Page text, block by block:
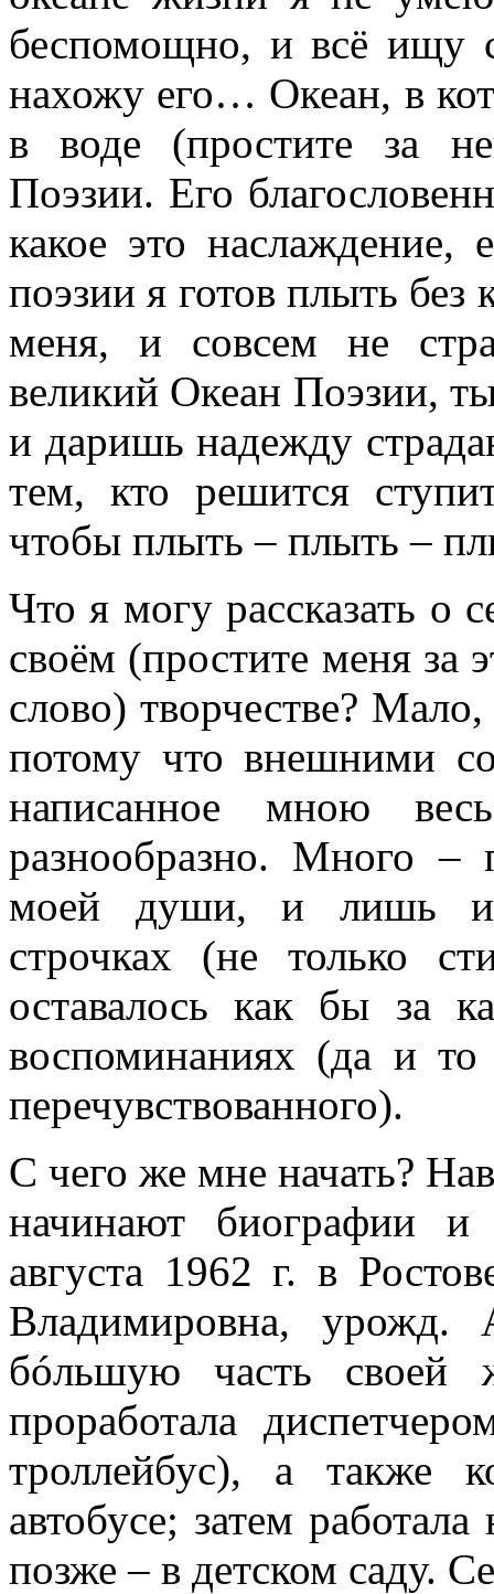
беспомощно, и всё ищу
нахожу его… Океан, в
в воде (простите за
Поэзии. Его
какое это
поэзии я готов плыть без
меня, и совсем не
великий Океан Поэзии,
и даришь надежду
тем, кто решится
чтобы плыть – плыть –
Что я могу рассказать о
своём (простите меня за
слово) творчестве?
потому что внешними
написанное мною
разнообразно. Много –
моей души, и лишь
строчках (не только
оставалось как бы за
воспоминаниях (да и
перечувствованного).
С чего же мне начать?
начинают биографии и
августа 1962 г. в
Владимировна, урожд.
бóльшую часть своей
проработала
троллейбус), а также
автобусе; затем
позже – в детском саду.